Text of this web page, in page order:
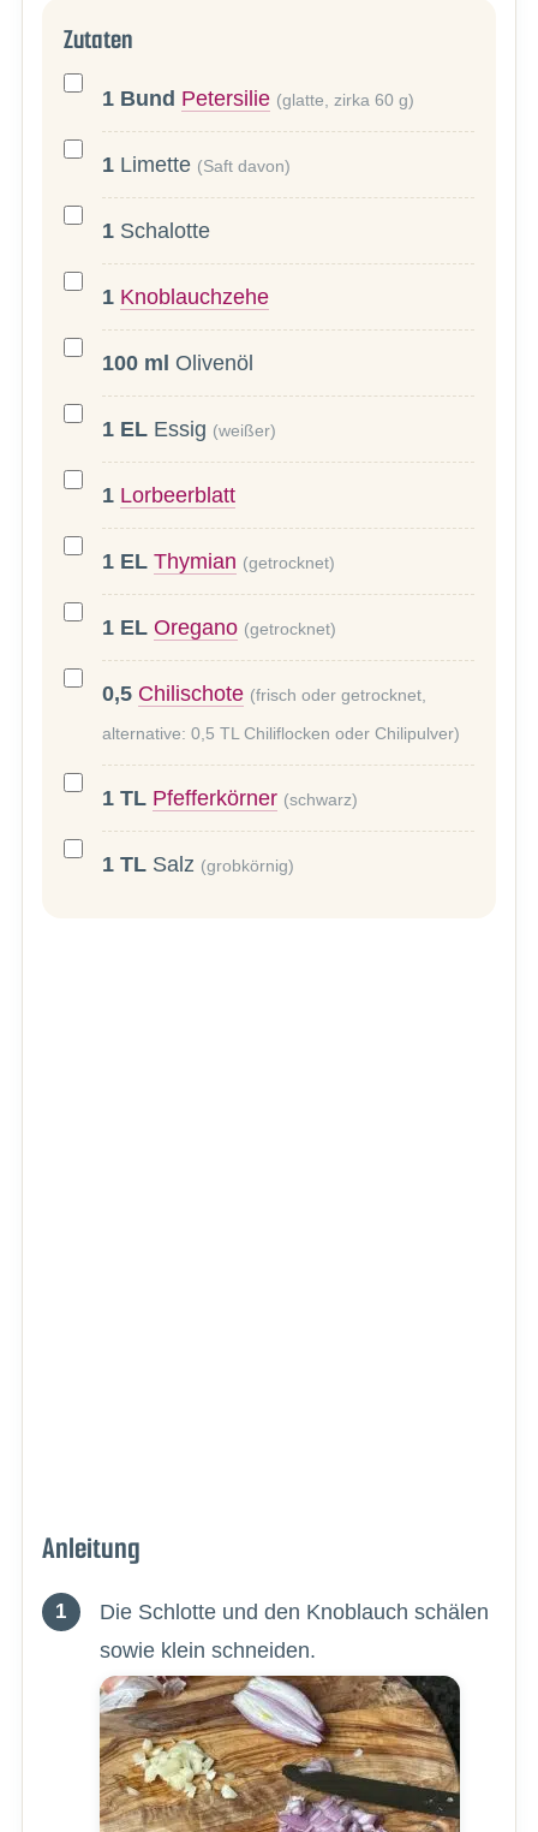
Zutaten
1 Bund Petersilie (glatte, zirka 60 g)
1 Limette (Saft davon)
1 Schalotte
1 Knoblauchzehe
100 ml Olivenöl
1 EL Essig (weißer)
1 Lorbeerblatt
1 EL Thymian (getrocknet)
1 EL Oregano (getrocknet)
0,5 Chilischote (frisch oder getrocknet,
alternative: 0,5 TL Chiliflocken oder Chilipulver)
1 TL Pfefferkörner (schwarz)
1 TL Salz (grobkörnig)
Anleitung
Die Schlotte und den Knoblauch schälen
sowie klein schneiden.